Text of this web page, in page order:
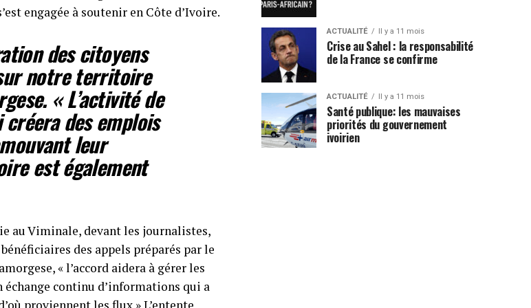
engagée à soutenir en Côte d’Ivoire.
des citoyens
notre territoire
« L’activité de
des emplois
leur
est également
au Viminale, devant les journalistes,
des appels préparés par le
« l’accord aidera à gérer les
continu d’informations qui a
ACTUALITÉ Il y a 11 mois
Crise au Sahel : la responsabilité
de la France se confirme
ACTUALITÉ Il y a 11 mois
Santé publique: les mauvaises
priorités du gouvernement
ivoirien